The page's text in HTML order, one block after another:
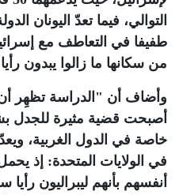
التوالي، فيما تعدّ اليونان
من سكانها ما زالوا يبدون رأيا
وأضاف أن "الدراسة تظهِر
أصبحت قضية مثيرة للجدل
خاصة في الدول الغربية، ويعدّ
أنفسهم بأنهم ليبراليون رأيا